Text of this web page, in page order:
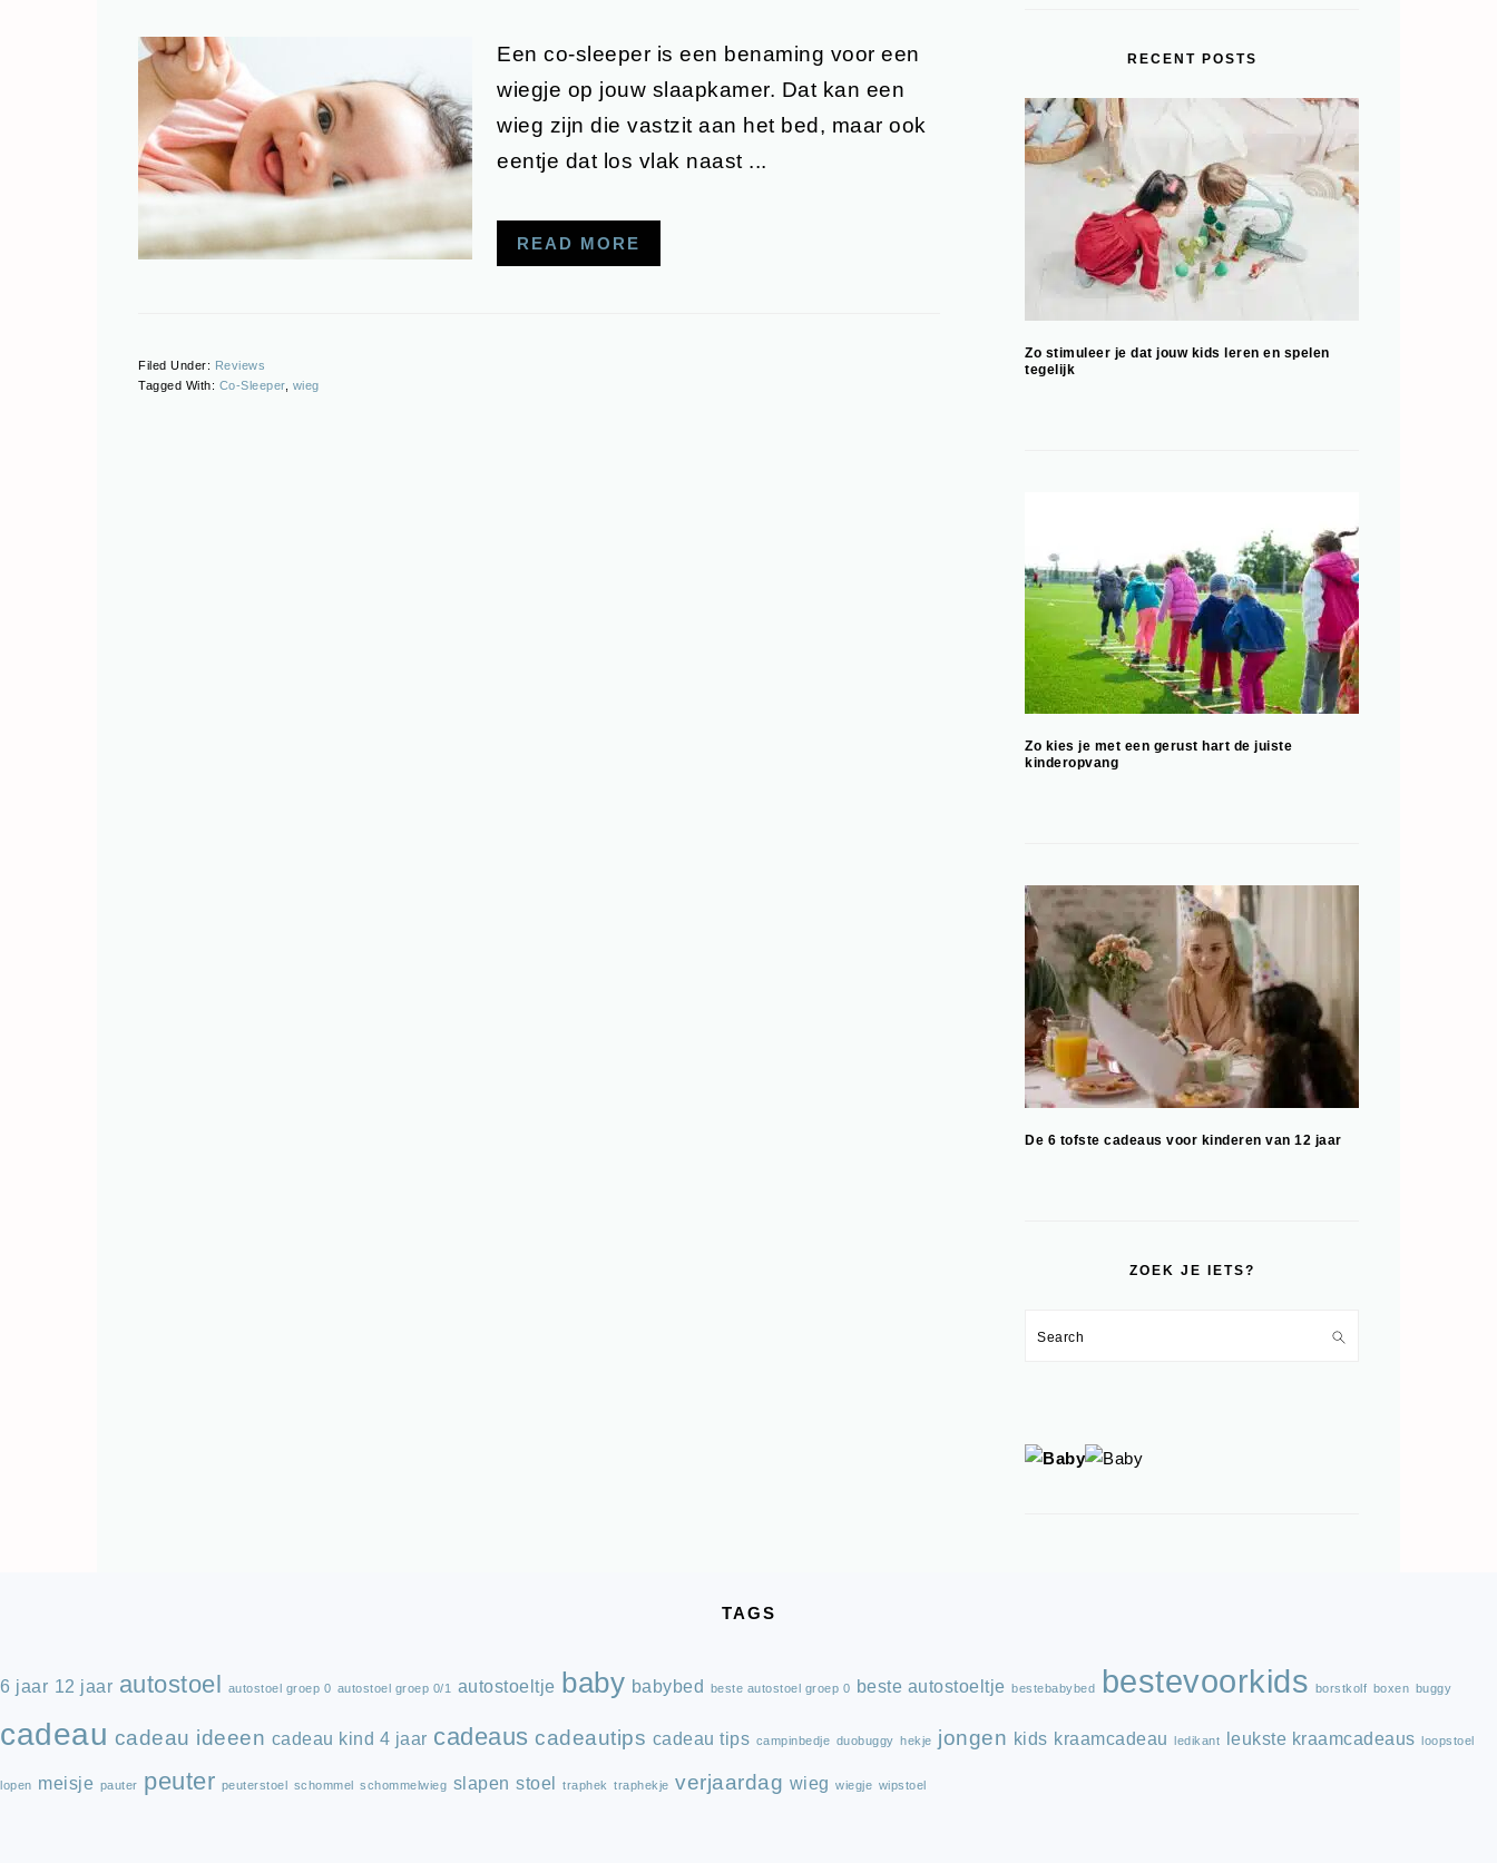
Een co-sleeper is een benaming voor een
wiegje op jouw slaapkamer. Dat kan een
wieg zijn die vastzit aan het bed, maar ook
eentje dat los vlak naast ...
READ MORE
Filed Under: Reviews
Tagged With: Co-Sleeper, wieg
RECENT POSTS
Zo stimuleer je dat jouw kids leren en spelen
tegelijk
Zo kies je met een gerust hart de juiste
kinderopvang
De 6 tofste cadeaus voor kinderen van 12 jaar
ZOEK JE IETS?
Search
TAGS
6 jaar 12 jaar autostoel autostoel groep 0 autostoel groep 0/1 autostoeltje baby babybed beste autostoel groep 0 beste autostoeltje bestebabybed bestevoorkids borstkolf boxen buggy
cadeau cadeau ideeen cadeau kind 4 jaar cadeaus cadeautips cadeau tips campinbedje duobuggy hekje jongen kids kraamcadeau ledikant leukste kraamcadeaus loopstoel
lopen meisje pauter peuter peuterstoel schommel schommelwieg slapen stoel traphek traphekje verjaardag wieg wiegje wipstoel